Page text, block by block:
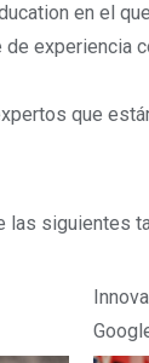
en el
experiencia
que
las siguientes